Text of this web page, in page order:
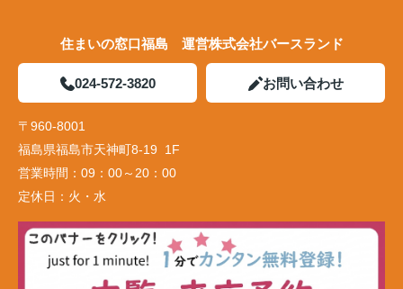
住まいの窓口福島 運営株式会社バースランド
024-572-3820 お問い合わせ
〒960-8001
福島県福島市天神町8-19 1F
営業時間： 09：00～20：00
定休日： 火・水